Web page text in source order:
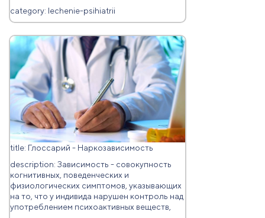
category: lechenie-psihiatrii
title: Глоссарий - Наркозависимость
description: Зависимость - совокупность
когнитивных, поведенческих и
физиологических симптомов, указывающих
на то, что у индивида нарушен контроль над
употреблением психоактивных веществ,